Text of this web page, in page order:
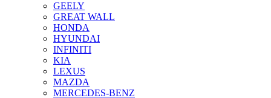
GEELY
GREAT WALL
HONDA
HYUNDAI
INFINITI
KIA
LEXUS
MAZDA
MERCEDES-BENZ